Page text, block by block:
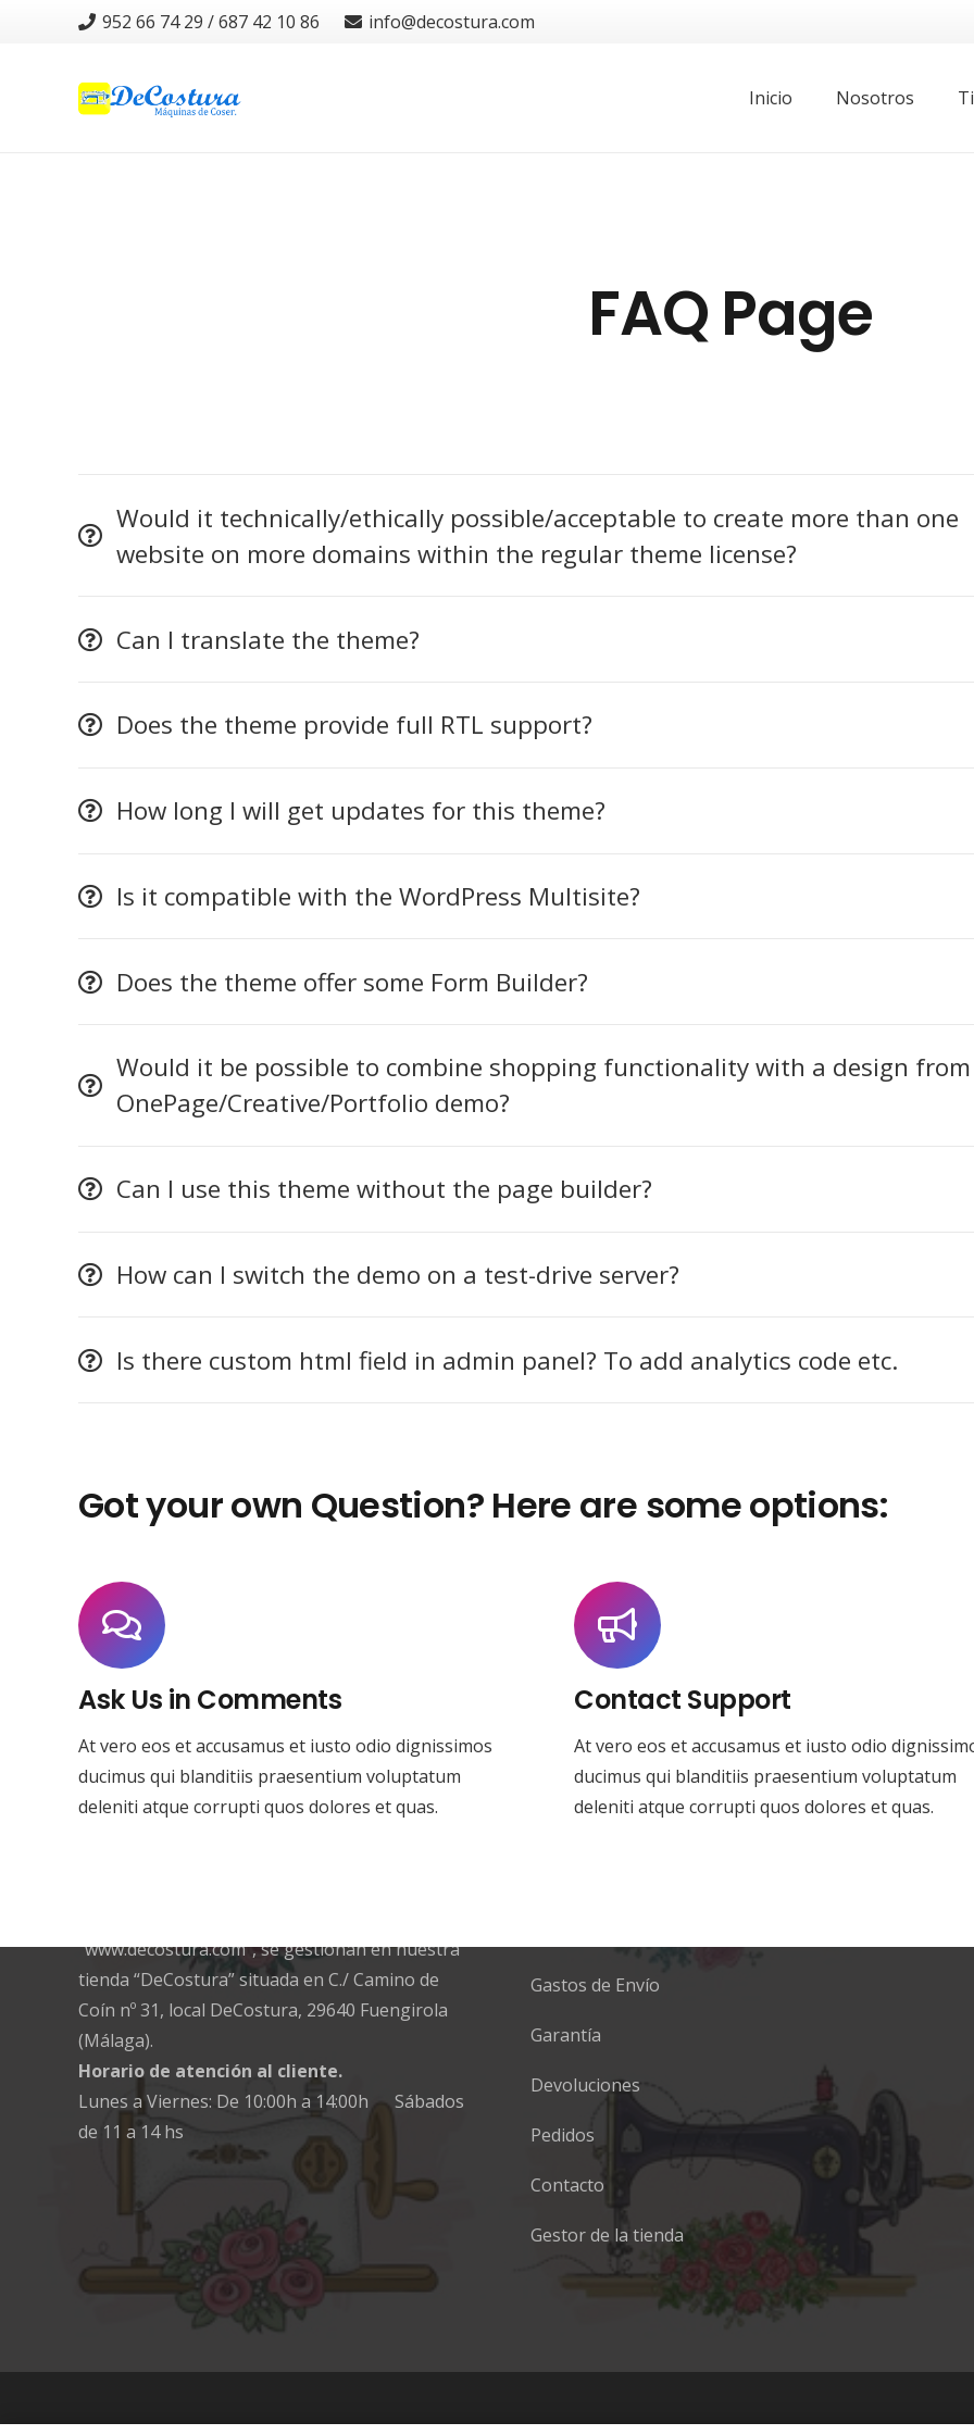
952 66 74 29 / 687 42 10 86 info@decostura.com
Inicio Nosotros
FAQ Page
Would it technically/ethically possible/acceptable to create more than one
website on more domains within the regular theme license?
Can I translate the theme?
Does the theme provide full RTL support?
How long I will get updates for this theme?
Is it compatible with the WordPress Multisite?
Does the theme offer some Form Builder?
Would it be possible to combine shopping functionality with a design from
OnePage/Creative/Portfolio demo?
Can I use this theme without the page builder?
How can I switch the demo on a test-drive server?
Is there custom html field in admin panel? To add analytics code etc.
Got your own Question? Here are some options:
Ask Us in Comments
At vero eos et accusamus et iusto odio dignissimos
ducimus qui blanditiis praesentium voluptatum
deleniti atque corrupti quos dolores et quas.
Contact Support
At vero eos et accusamus et iusto odio
ducimus qui blanditiis praesentium voluptatum
deleniti atque corrupti quos dolores et quas.
Nosotros
“www.decostura.com”, se gestionan en nuestra
tienda “DeCostura” situada en C./ Camino de
Coín nº 31, local DeCostura, 29640 Fuengirola
(Málaga).
Horario de atención al cliente.
Lunes a Viernes: De 10:00h a 14:00h Sábados
de 11 a 14 hs
Preguntas Frecuentes
Gastos de Envío
Garantía
Devoluciones
Pedidos
Contacto
Gestor de la tienda